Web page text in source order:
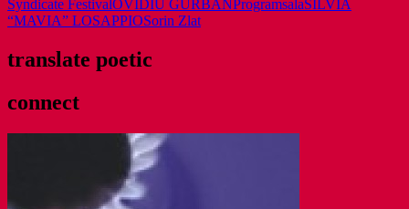
la
Palatul
15
Syndicate FestivalOVIDIU GURBANProgramsalaSILVIA
“MAVIA” LOSAPPIOSorin Zlat
translate poetic
connect